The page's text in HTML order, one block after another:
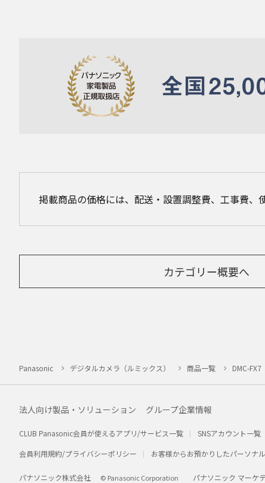
掲載商品の価格には、配送・設置調整費、工事費、
カテゴリー概要へ
Panasonic デジタルカメラ（ルミックス） 商品一覧 DMC-FX7
法人向け製品・ソリューション グループ企業情報
CLUB Panasonic会員が使えるアプリ/サービス一覧 SNSアカウント一覧
会員利用規約/プライバシーポリシー
お客様からお預かりしたパーソナ
パナソニック株式会社 © Panasonic Corporation パナソニック マーケ